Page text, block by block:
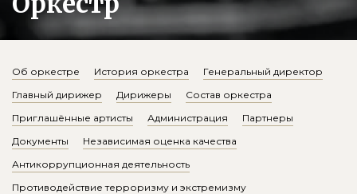
Об оркестре История оркестра
Генеральный директор
Главный дирижер
Дирижеры
Состав оркестра
Приглашённые артисты
Администрация
Партнеры
Документы
Независимая оценка качества
Антикоррупционная деятельность
Противодействие терроризму и экстремизму